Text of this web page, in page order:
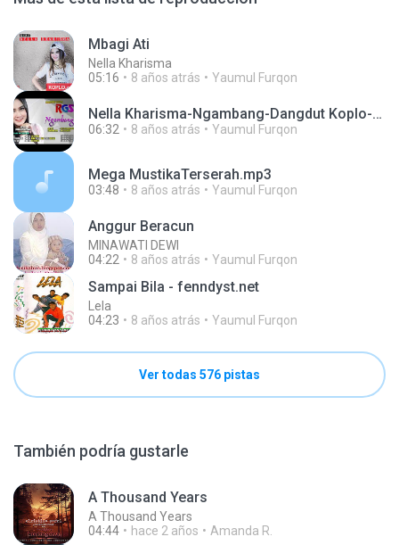
Mbagi Ati
Nella Kharisma
05:16
8 años atrás Yaumul Furqon
Nella Kharisma-Ngambang-Dangdut Koplo-RGS
06:32 8 años atrás Yaumul Furqon
Mega MustikaTerserah.mp3
03:48 8 años atrás Yaumul Furqon
Anggur Beracun
MINAWATI DEWI
04:22
8 años atrás Yaumul Furqon
Sampai Bila - fenndyst.net
Lela
04:23
8 años atrás Yaumul Furqon
Ver todas 576 pistas
También podría gustarle
A Thousand Years
A Thousand Years
04:44
hace 2 años Amanda R.